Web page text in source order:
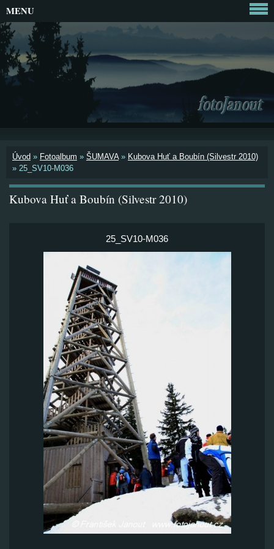
Úvod » Fotoalbum » ŠUMAVA» Kubova Huť a Boubín (Silvestr 2010)
» 25_SV10-M036
Kubova Huť a Boubín (Silvestr 2010)
25_SV10-M036
MENU